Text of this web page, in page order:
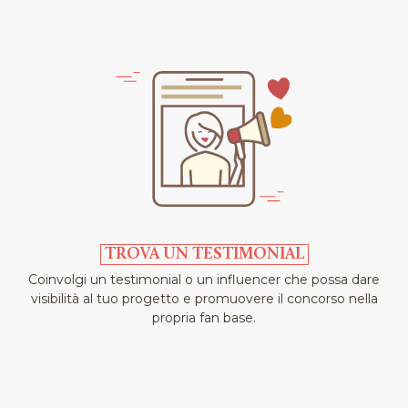
TROVA UN TESTIMONIAL
Coinvolgi un testimonial o un influencer che possa dare
visibilità al tuo progetto e promuovere il concorso nella
propria fan base.